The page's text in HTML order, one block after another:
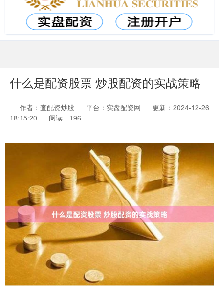
什么是配资股票 炒股配资的实战策略
作者：查配资炒股 平台：实盘配资网
更新：2024-12-26
18:15:20
阅读：196